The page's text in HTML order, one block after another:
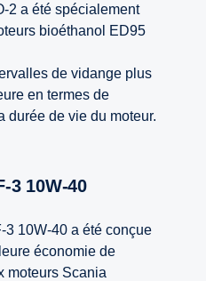
2 a été spécialement
bioéthanol ED95
de vidange plus
en termes de
durée de vie du moteur.
3 10W-40
3 10W-40 a été conçue
économie de
moteurs Scania